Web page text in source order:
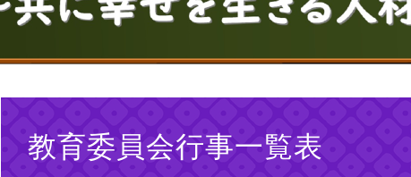
教育委員会行事一覧表